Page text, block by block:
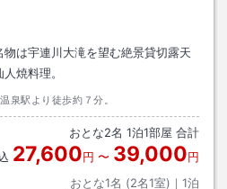
は宇連川大滝を望む絶景貸切露天
焼料理。
泉駅より徒歩約７分。
おとな2名 1泊1部屋 合計
27,600円 〜 39,000円
おとな1名 (2名1室)｜ 1泊